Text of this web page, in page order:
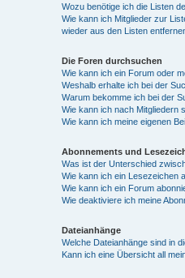
Wozu benötige ich die Listen
Wie kann ich Mitglieder zur
wieder aus den Listen
Die Foren durchsuchen
Wie kann ich ein Forum oder
Weshalb erhalte ich bei der
Warum bekomme ich bei der
Wie kann ich nach Mitgliedern
Wie kann ich meine eigenen
Abonnements und
Was ist der Unterschied
Wie kann ich ein Lesezeichen
Wie kann ich ein Forum
Wie deaktiviere ich meine
Dateianhänge
Welche Dateianhänge sind in
Kann ich eine Übersicht all